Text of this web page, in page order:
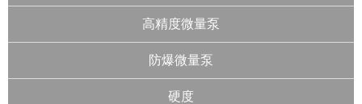
高精度微量泵
防爆微量泵
硬度